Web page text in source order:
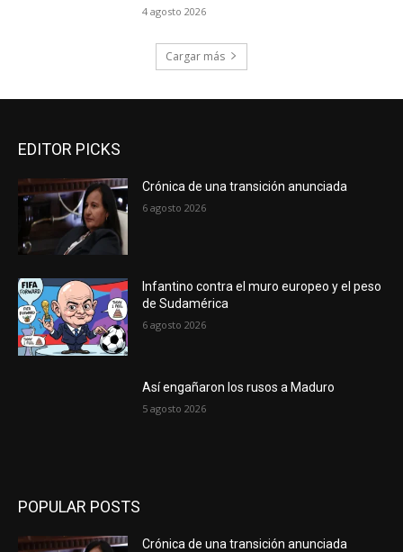
4 agosto 2026
Cargar más
EDITOR PICKS
Crónica de una transición anunciada
6 agosto 2026
Infantino contra el muro europeo y el peso
de Sudamérica
6 agosto 2026
Así engañaron los rusos a Maduro
5 agosto 2026
POPULAR POSTS
Crónica de una transición anunciada